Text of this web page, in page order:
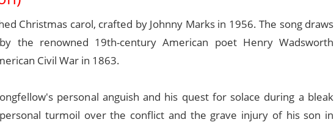
Christmas carol, crafted by Johnny Marks in 1956. The song draws
the renowned 19th-century American poet Henry Wadsworth
Civil War in 1863.
personal anguish and his quest for solace during a bleak
turmoil over the conflict and the grave injury of his son in